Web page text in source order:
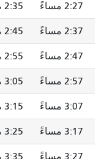
2:27 مساءً 2:35 مساءً
2:37 مساءً 2:45 مساءً
2:47 مساءً 2:55 مساءً
2:57 مساءً 3:05 مساءً
3:07 مساءً 3:15 مساءً
3:17 مساءً 3:25 مساءً
3:27 مساءً 3:35 مساءً